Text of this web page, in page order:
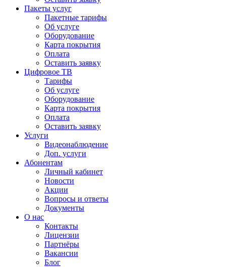
Пакеты услуг
Пакетные тарифы
Об услуге
Оборудование
Карта покрытия
Оплата
Оставить заявку
Цифровое ТВ
Тарифы
Об услуге
Оборудование
Карта покрытия
Оплата
Оставить заявку
Услуги
Видеонаблюдение
Доп. услуги
Абонентам
Личный кабинет
Новости
Акции
Вопросы и ответы
Документы
О нас
Контакты
Лицензии
Партнёры
Вакансии
Блог